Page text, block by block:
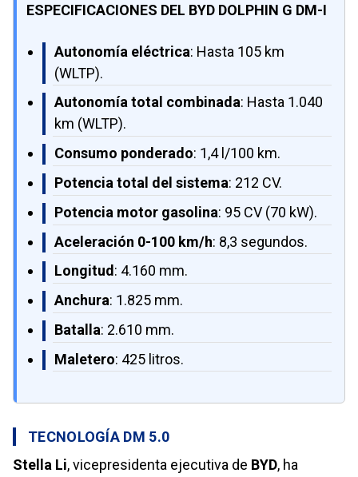
ESPECIFICACIONES DEL BYD DOLPHIN G DM-I
Autonomía eléctrica: Hasta 105 km
(WLTP).
Autonomía total combinada: Hasta 1.040
km (WLTP).
Consumo ponderado: 1,4 l/100 km.
Potencia total del sistema: 212 CV.
Potencia motor gasolina: 95 CV (70 kW).
Aceleración 0-100 km/h: 8,3 segundos.
Longitud: 4.160 mm.
Anchura: 1.825 mm.
Batalla: 2.610 mm.
Maletero: 425 litros.
TECNOLOGÍA DM 5.0
Stella Li, vicepresidenta ejecutiva de BYD, ha